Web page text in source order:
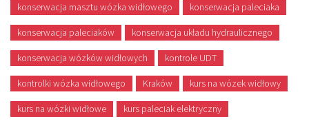
konserwacja masztu wózka widłowego konserwacja paleciaka
konserwacja paleciaków konserwacja układu hydraulicznego
konserwacja wózków widłowych kontrole UDT
kontrolki wózka widłowego Kraków kurs na wózek widłowy
kurs na wózki widłowe kurs paleciak elektryczny